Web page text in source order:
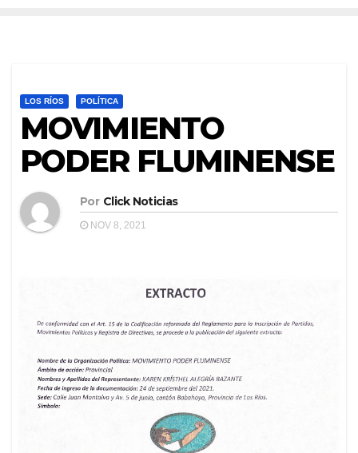
LOS RÍOS POLÍTICA
MOVIMIENTO
PODER FLUMINENSE
Por Click Noticias
NOV 8, 2021